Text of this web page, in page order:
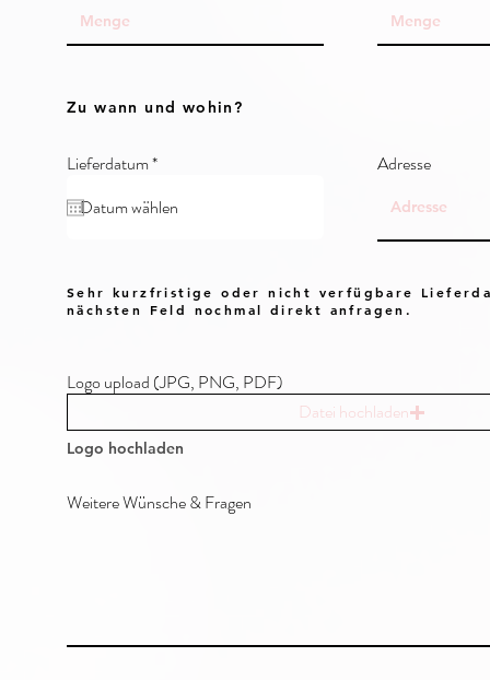
Zu wann und wohin?
Lieferdatum*r
q
u
d
Adresse
Sehr kurzfristige oder nicht verfügbare
nächsten Feld nochmal direkt anfragen.
Logo upload (JPG, PNG, PDF)
Datei hochladen
Logo hochladen
Weitere Wünsche & Fragen